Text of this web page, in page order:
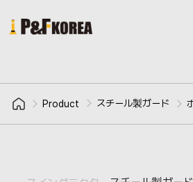
Product スチール製ガード